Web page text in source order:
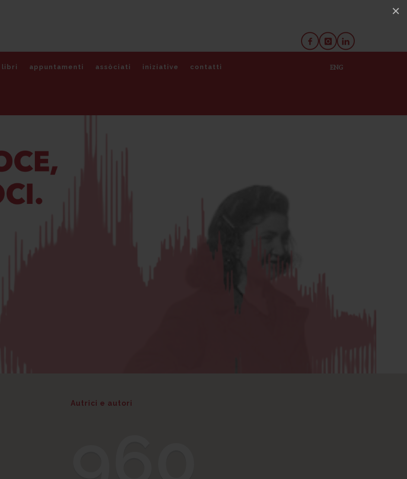
×
libri appuntamenti assòciati iniziative contatti
Autrici e autori